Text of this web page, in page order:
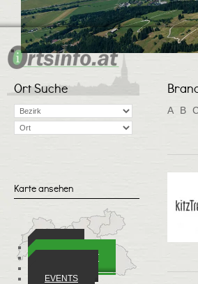
WIRTSCHAFT
EVENTS
Ort Suche
Karte ansehen
A B